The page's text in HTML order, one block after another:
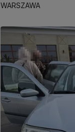
WARSZAWA